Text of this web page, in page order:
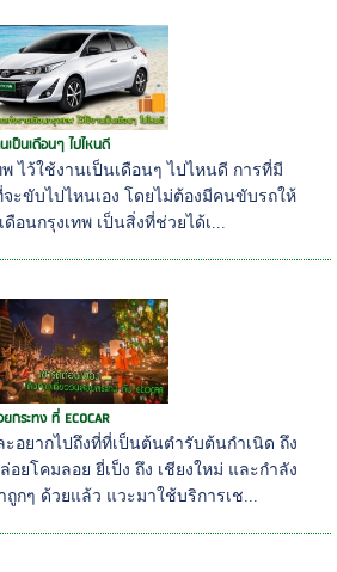
เป็นเดือนๆ ไปไหนดี
พ ไว้ใช้งานเป็นเดือนๆ ไปไหนดี การที่มี
ะขับไปไหนเอง โดยไม่ต้องมีคนขับรถให้
ดือนกรุงเทพ เป็นสิ่งที่ช่วยได้เ...
กระทง ที่ ECOCAR
อยากไปถึงที่ที่เป็นต้นตำรับต้นกำเนิด ถึง
ยโคมลอย ยี่เป็ง ถึง เชียงใหม่ และกำลัง
ถูกๆ ด้วยแล้ว แวะมาใช้บริการเช...